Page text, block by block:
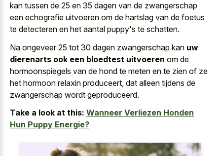
kan tussen de 25 en 35 dagen van de zwangerschap
een echografie uitvoeren om de hartslag van de foetus
te detecteren en het aantal puppy's te schatten.
Na ongeveer 25 tot 30 dagen zwangerschap kan uw
dierenarts ook een bloedtest uitvoeren om de
hormoonspiegels van de hond te meten en te zien of ze
het hormoon relaxin produceert, dat alleen tijdens de
zwangerschap wordt geproduceerd.
Take a look at this: Wanneer Verliezen Honden
Hun Puppy Energie?